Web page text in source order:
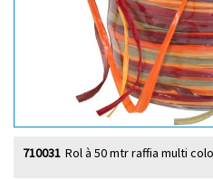
Rol à 50 mtr raffia multi
710031